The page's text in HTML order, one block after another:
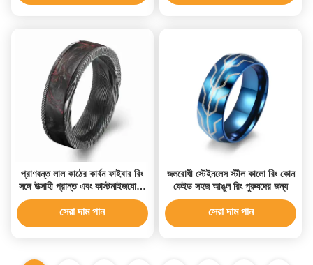
প্রাণবন্ত লাল কাঠের কার্বন ফাইবার রিং
সঙ্গে উত্সাহী প্রান্ত এবং কাস্টমাইজযোগ্য
ব্যক্তিত্ব চিহ্ন
সেরা দাম পান
জলরোধী স্টেইনলেস স্টীল কালো রিং কোন
ফেইড সহজ আঙুল রিং পুরুষদের জন্য
সেরা দাম পান